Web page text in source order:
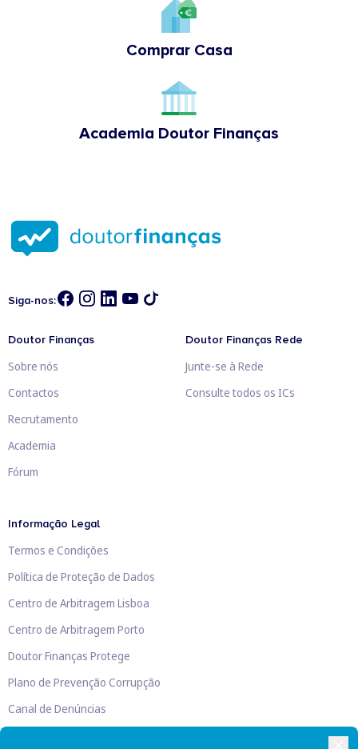
Comprar Casa
Academia Doutor Finanças
Siga-nos:
Doutor Finanças
Sobre nós
Contactos
Recrutamento
Academia
Fórum
Doutor Finanças Rede
Junte-se à Rede
Consulte todos os ICs
Informação Legal
Termos e Condições
Política de Proteção de Dados
Centro de Arbitragem Lisboa
Centro de Arbitragem Porto
Doutor Finanças Protege
Plano de Prevenção Corrupção
Canal de Denúncias